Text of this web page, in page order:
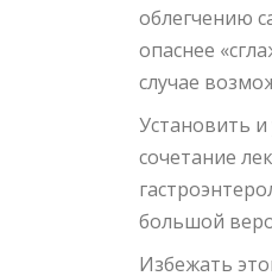
облегчению
опаснее
случае
Установить
сочетание
большой
Избежать
9060